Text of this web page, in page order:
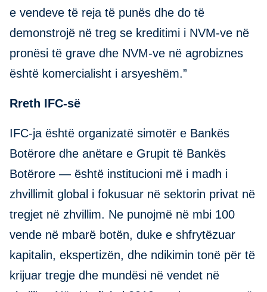
e vendeve të reja të punës dhe do të
demonstrojë në treg se kreditimi i NVM-ve në
pronësi të grave dhe NVM-ve në agrobiznes
është komercialisht i arsyeshëm.”
Rreth IFC-së
IFC-ja është organizatë simotër e Bankës
Botërore dhe anëtare e Grupit të Bankës
Botërore — është institucioni më i madh i
zhvillimit global i fokusuar në sektorin privat në
tregjet në zhvillim. Ne punojmë në mbi 100
vende në mbarë botën, duke e shfrytëzuar
kapitalin, ekspertizën, dhe ndikimin tonë për të
krijuar tregje dhe mundësi në vendet në